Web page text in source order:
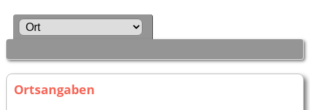
Ortsangaben